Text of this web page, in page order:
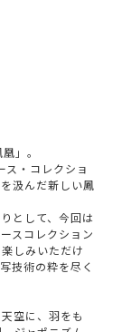
」。
ス・コレクショ
汲んだ新しい鳳
として、今回は
スコレクション
しみいただけ
技術の粋を尽く
空に、羽をも